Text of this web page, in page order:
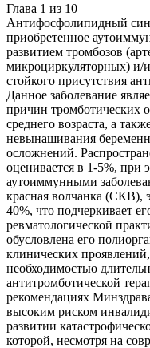
Глава 1 из 10
Антифосфолипидный
приобретенное
развитием тромбозов
микроциркуляторных) и/
стойкого присутствия
Данное заболевание
причин тромботических
среднего возраста, а
невынашивания
осложнений.
оценивается в 1-5%, при
аутоиммунными
красная волчанка (СКВ),
40%, что подчеркивает
ревматологической
обусловлена его
клинических
необходимостью
антитромботической
рекомендациях
высоким риском
развитии
которой, несмотря на